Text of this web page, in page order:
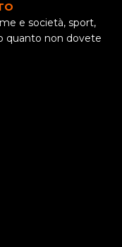
e società, sport,
quanto non dovete